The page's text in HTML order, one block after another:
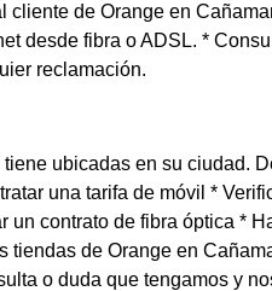
de Orange en
desde fibra o ADSL. *
reclamación.
ubicadas en su ciudad.
una tarifa de móvil *
un contrato de fibra óptica *
tiendas de Orange en
o duda que tengamos y